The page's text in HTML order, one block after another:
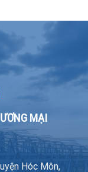
MẠI
Hóc Môn,